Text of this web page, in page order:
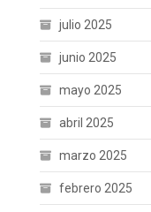
julio 2025
junio 2025
mayo 2025
abril 2025
marzo 2025
febrero 2025